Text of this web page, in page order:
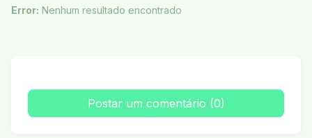
Error: Nenhum resultado encontrado
Postar um comentário (0)